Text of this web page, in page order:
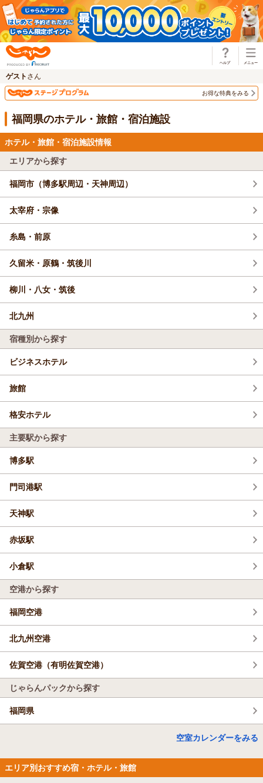
ゲスト さん
お得な特典をみる
福岡県のホテル・旅館・宿泊施設
ホテル・旅館・宿泊施設情報
エリアから探す
福岡市（博多駅周辺・天神周辺）
太宰府・宗像
糸島・前原
久留米・原鶴・筑後川
柳川・八女・筑後
北九州
宿種別から探す
ビジネスホテル
旅館
格安ホテル
主要駅から探す
博多駅
門司港駅
天神駅
赤坂駅
小倉駅
空港から探す
福岡空港
北九州空港
佐賀空港（有明佐賀空港）
じゃらんパックから探す
福岡県
空室カレンダーをみる
エリア別おすすめ宿・ホテル・旅館